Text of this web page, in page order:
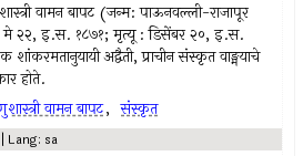
वामन बापट (जन्म: पाऊनवल्ली-राजापूर
मे २२, इ.स. १८७१; मृत्यू : डिसेंबर २०, इ.स.
शांकरमतानुयायी अद्वैती, प्राचीन संस्कृत वाङ्मयाचे
होते.
वामन बापट, संस्कृत
Lang: sa